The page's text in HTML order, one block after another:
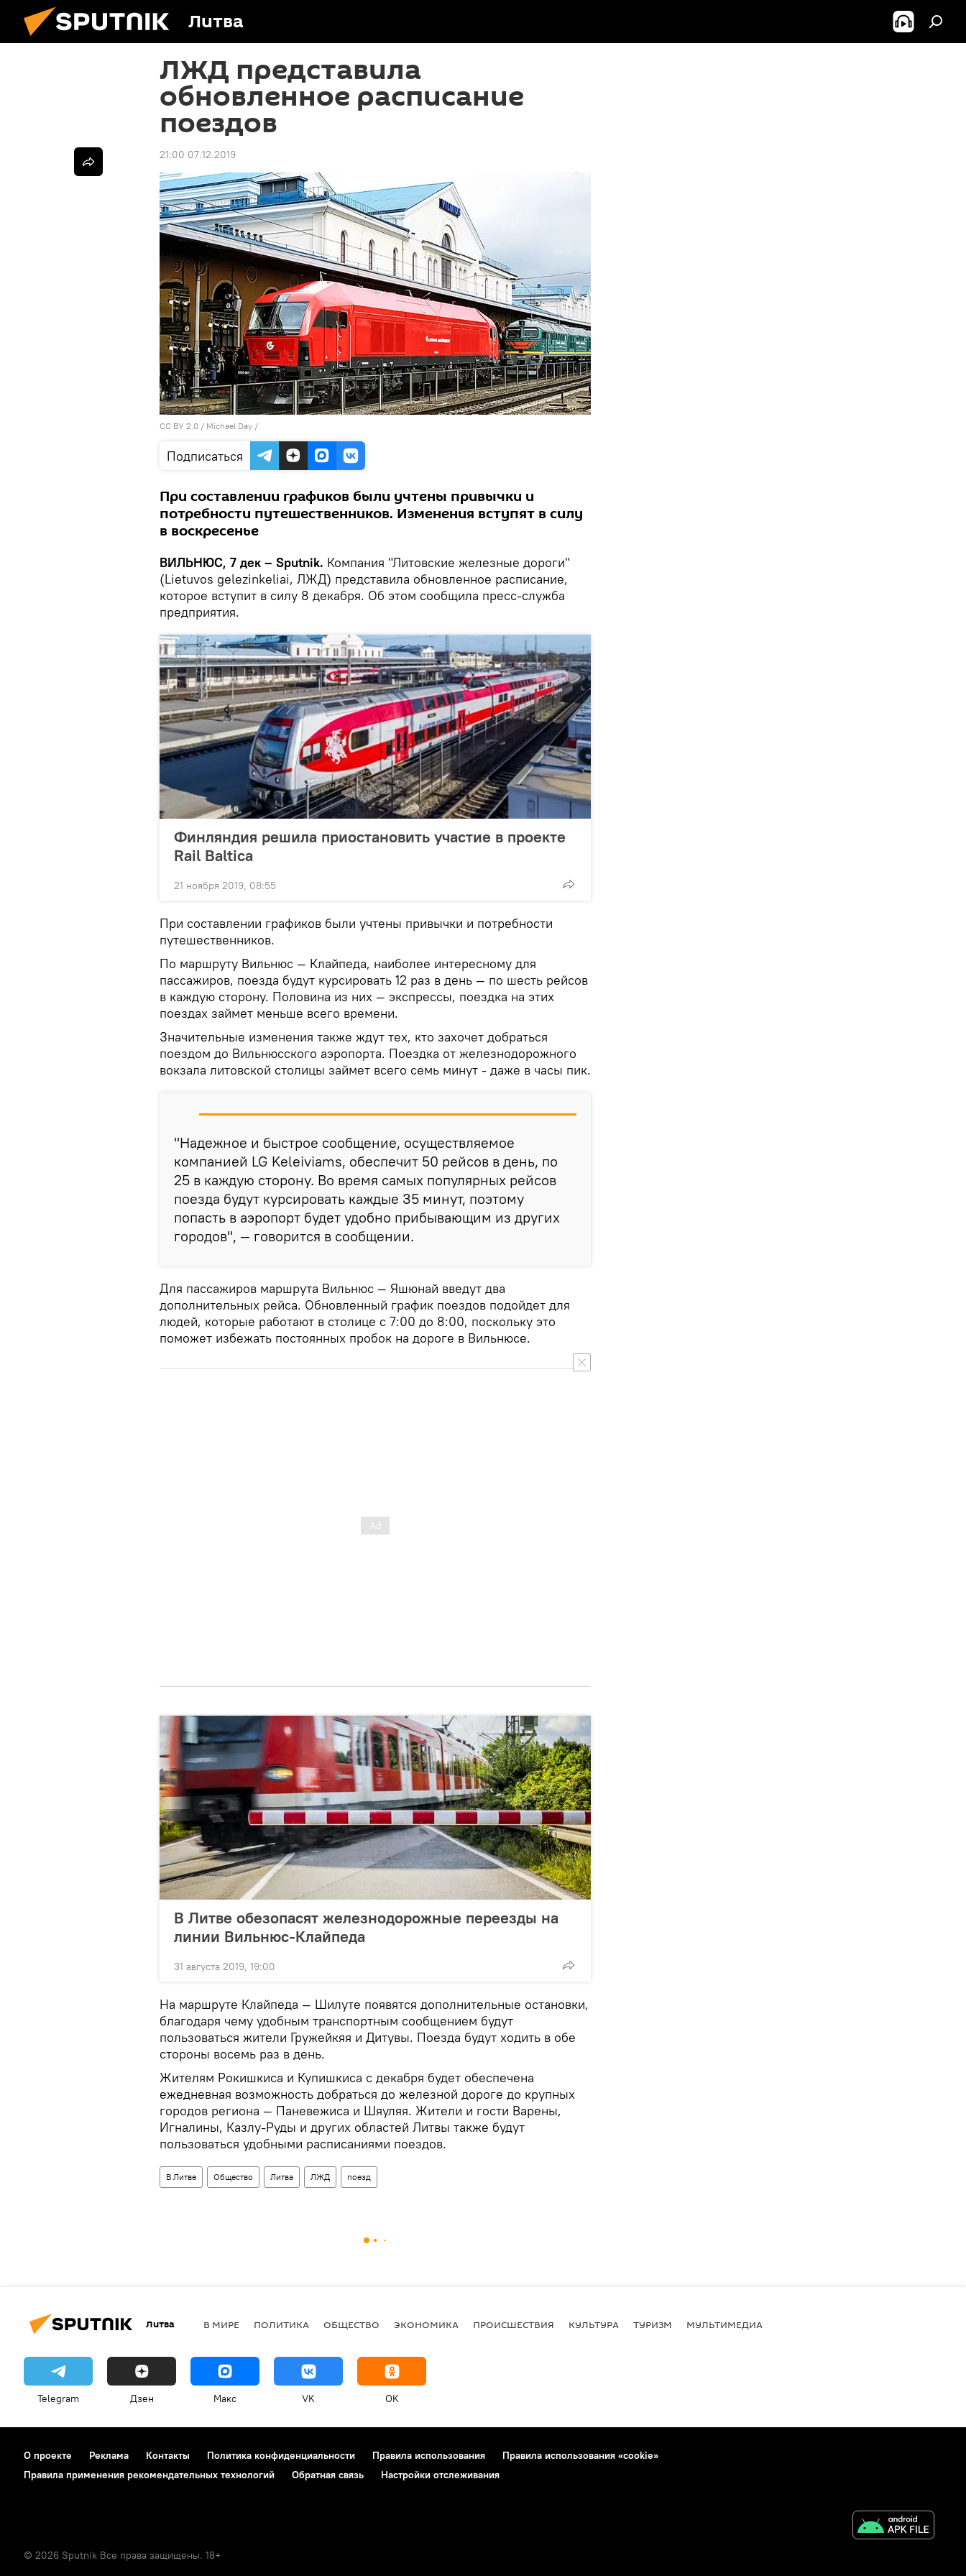
Литва
ЛЖД представила
обновленное расписание
поездов
21:00 07.12.2019
CC BY 2.0 / Michael Day /
Подписаться
При составлении графиков были учтены привычки и
потребности путешественников. Изменения вступят в силу
в воскресенье
ВИЛЬНЮС, 7 дек – Sputnik. Компания "Литовские железные дороги"
(Lietuvos gelezinkeliai, ЛЖД) представила обновленное расписание,
которое вступит в силу 8 декабря. Об этом сообщила пресс-служба
предприятия.
Финляндия решила приостановить участие в проекте
Rail Baltica
21 ноября 2019, 08:55
При составлении графиков были учтены привычки и потребности
путешественников.
По маршруту Вильнюс — Клайпеда, наиболее интересному для
пассажиров, поезда будут курсировать 12 раз в день — по шесть рейсов
в каждую сторону. Половина из них — экспрессы, поездка на этих
поездах займет меньше всего времени.
Значительные изменения также ждут тех, кто захочет добраться
поездом до Вильнюсского аэропорта. Поездка от железнодорожного
вокзала литовской столицы займет всего семь минут - даже в часы пик.
"Надежное и быстрое сообщение, осуществляемое
компанией LG Keleiviams, обеспечит 50 рейсов в день, по
25 в каждую сторону. Во время самых популярных рейсов
поезда будут курсировать каждые 35 минут, поэтому
попасть в аэропорт будет удобно прибывающим из других
городов", — говорится в сообщении.
Для пассажиров маршрута Вильнюс — Яшюнай введут два
дополнительных рейса. Обновленный график поездов подойдет для
людей, которые работают в столице с 7:00 до 8:00, поскольку это
поможет избежать постоянных пробок на дороге в Вильнюсе.
В Литве обезопасят железнодорожные переезды на
линии Вильнюс-Клайпеда
31 августа 2019, 19:00
На маршруте Клайпеда — Шилуте появятся дополнительные остановки,
благодаря чему удобным транспортным сообщением будут
пользоваться жители Гружейкяя и Дитувы. Поезда будут ходить в обе
стороны восемь раз в день.
Жителям Рокишкиса и Купишкиса с декабря будет обеспечена
ежедневная возможность добраться до железной дороге до крупных
городов региона — Паневежиса и Шяуляя. Жители и гости Варены,
Игналины, Казлу-Руды и других областей Литвы также будут
пользоваться удобными расписаниями поездов.
В Литве Общество Литва ЛЖД поезд
Литва В МИРЕ ПОЛИТИКА ОБЩЕСТВО ЭКОНОМИКА ПРОИСШЕСТВИЯ КУЛЬТУРА ТУРИЗМ МУЛЬТИМЕДИА
Telegram Дзен Макс VK OK
О проекте Реклама Контакты Политика конфиденциальности Правила использования
Правила использования «cookie»
Правила применения рекомендательных технологий
Обратная связь Настройки отслеживания
© 2026 Sputnik Все права защищены. 18+